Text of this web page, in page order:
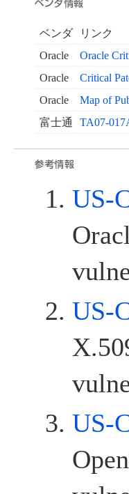
ベンダ
リンク
Oracle
Oracle
Oracle
Critical
Oracle
Map of
富士通
TA07-
US-
US-
US-